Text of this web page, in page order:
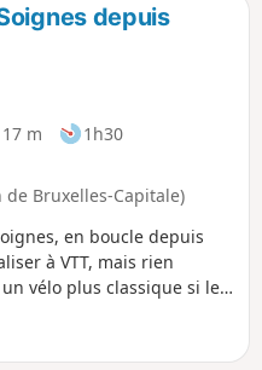
depuis
m
1h30
Bruxelles-Capitale)
en boucle depuis
à VTT, mais rien
vélo plus classique si le